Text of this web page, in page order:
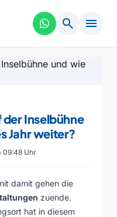
search menu
der Inselbühne
Jahr weiter?
09:48 Uhr
damit gehen die
zuende.
hat in diesem